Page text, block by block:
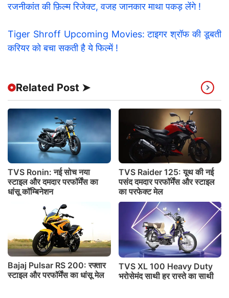
रजनीकांत की फ़िल्म रिजेक्ट, वजह जानकार माथा पकड़ लेंगे !
Tiger Shroff Upcoming Movies: टाइगर श्रॉफ की डूबती
करियर को बचा सकती है ये फिल्में !
Related Post ➤
TVS Ronin: नई सोच नया
स्टाइल और दमदार परफॉर्मेंस का
धांसू कॉम्बिनेशन
TVS Raider 125: यूथ की नई
पसंद दमदार परफॉर्मेंस और स्टाइल
का परफेक्ट मेल
Bajaj Pulsar RS 200: रफ्तार
स्टाइल और परफॉर्मेंस का धांसू मेल
TVS XL 100 Heavy Duty
भरोसेमंद साथी हर रास्ते का साथी